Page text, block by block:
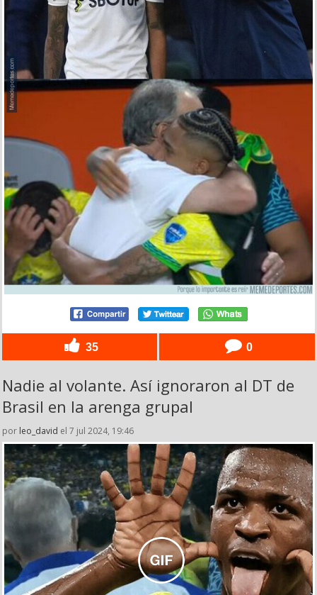
35 0
Nadie al volante. Así ignoraron al DT de
Brasil en la arenga grupal
por leo_david el 7 jul 2024, 19:46